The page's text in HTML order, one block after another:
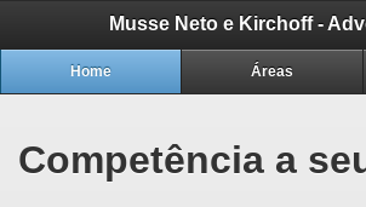
Home Áreas
Competência a